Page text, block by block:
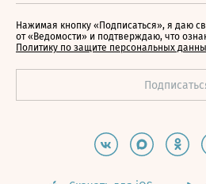
Нажимая кнопку «Подписаться», я даю
от «Ведомости» и подтверждаю, что
Политику по защите персональных